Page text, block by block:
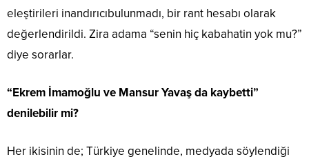
eleştirileri inandırıcıbulunmadı, bir rant hesabı olarak
değerlendirildi. Zira adama “senin hiç kabahatin yok mu?”
diye sorarlar.
“Ekrem İmamoğlu ve Mansur Yavaş da kaybetti”
denilebilir mi?
Her ikisinin de; Türkiye genelinde, medyada söylendiği